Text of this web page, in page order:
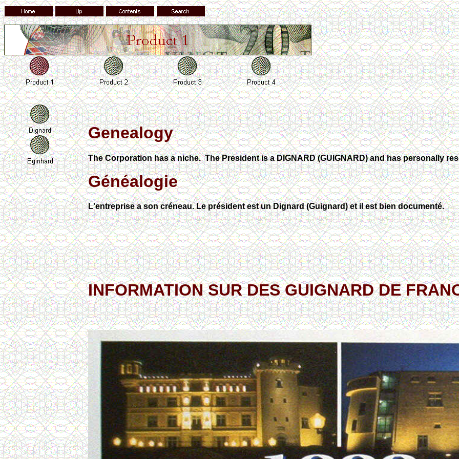
Genealogy
The Corporation has a niche. The President is a DIGNARD (GUIGNARD) and has personally
Généalogie
L'entreprise a son créneau. Le président est un Dignard (Guignard) et il est bien documenté.
INFORMATION SUR DES GUIGNARD DE